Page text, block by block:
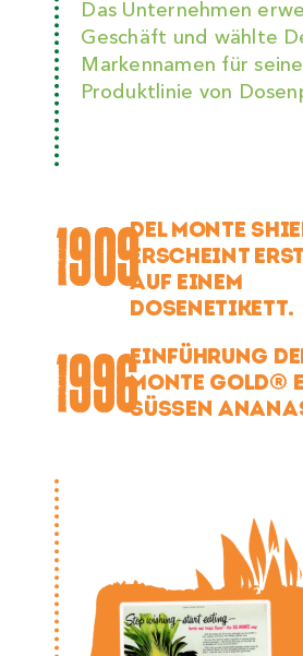
Das Unternehmen
Geschäft und wählte
Markennamen für
Produktlinie von
1909DEL MONTE
ERSCHEINT
AUF EINEM
DOSENETIKETT.
1996EINFÜHRUNG
MONTE GOLD®
SÜSSEN